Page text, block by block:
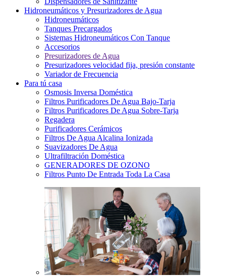
Hidroneumáticos y Presurizadores de Agua
Hidroneumáticos
Tanques Precargados
Sistemas Hidroneumáticos Con Tanque
Accesorios
Presurizadores de Agua
Presurizadores velocidad fija, presión constante
Variador de Frecuencia
Para tú casa
Osmosis Inversa Doméstica
Filtros Purificadores De Agua Bajo-Tarja
Filtros Purificadores De Agua Sobre-Tarja
Regadera
Purificadores Cerámicos
Filtros De Agua Alcalina Ionizada
Suavizadores De Agua
Ultrafiltración Doméstica
GENERADORES DE OZONO
Filtros Punto De Entrada Toda La Casa